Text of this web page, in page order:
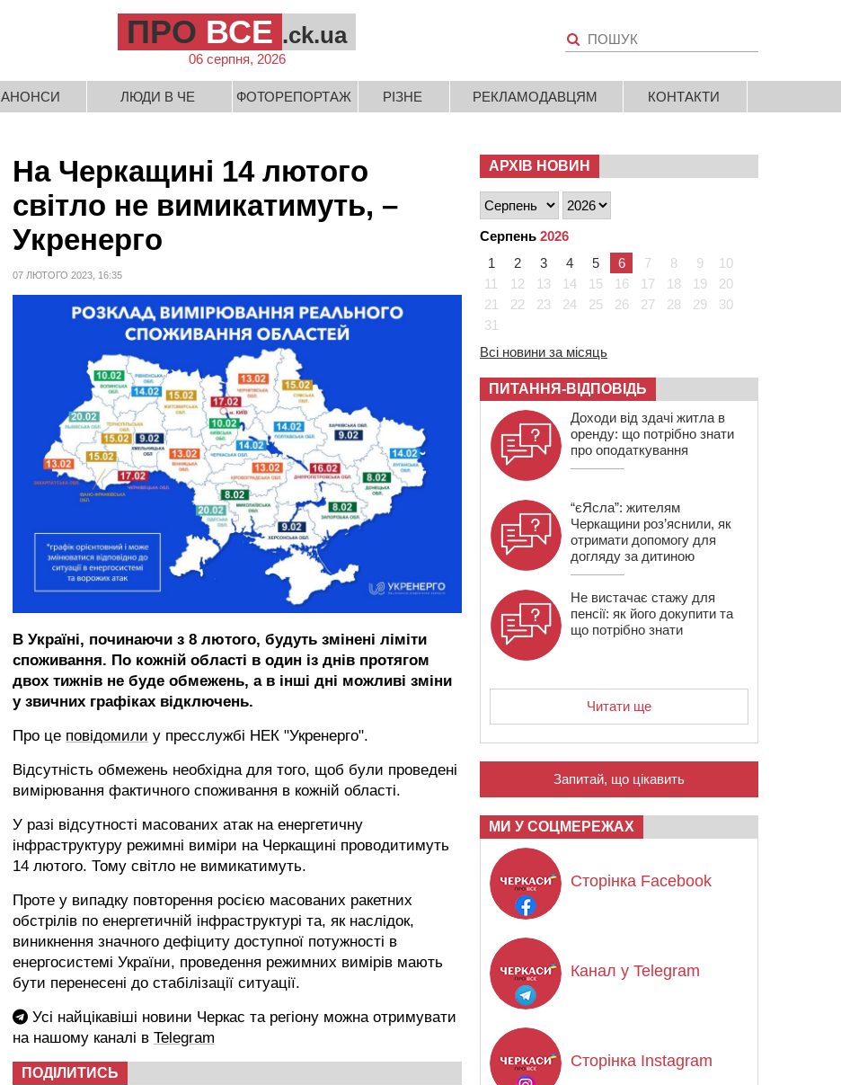
ПРО ВСЕ .ck.ua
06 серпня, 2026
АНОНСИ ЛЮДИ В ЧЕ ФОТОРЕПОРТАЖ РІЗНЕ РЕКЛАМОДАВЦЯМ КОНТАКТИ
На Черкащині 14 лютого
світло не вимикатимуть, –
Укренерго
07 ЛЮТОГО 2023, 16:35
В Україні, починаючи з 8 лютого, будуть змінені ліміти
споживання. По кожній області в один із днів протягом
двох тижнів не буде обмежень, а в інші дні можливі зміни
у звичних графіках відключень.
Про це повідомили у пресслужбі НЕК "Укренерго".
Відсутність обмежень необхідна для того, щоб були проведені
вимірювання фактичного споживання в кожній області.
У разі відсутності масованих атак на енергетичну
інфраструктуру режимні виміри на Черкащині проводитимуть
14 лютого. Тому світло не вимикатимуть.
Проте у випадку повторення росією масованих ракетних
обстрілів по енергетичній інфраструктурі та, як наслідок,
виникнення значного дефіциту доступної потужності в
енергосистемі України, проведення режимних вимірів мають
бути перенесені до стабілізації ситуації.
Усі найцікавіші новини Черкас та регіону можна отримувати
на нашому каналі в Telegram
ПОДІЛИТИСЬ
АРХІВ НОВИН
Серпень 2026
1
2 3 4 5 6 7 8 9
10
11
12 13 14 15 16 17 18 19
20
21
22 23 24 25 26 27 28 29
30
31
Всі новини за місяць
ПИТАННЯ-ВІДПОВІДЬ
Доходи від здачі житла в
оренду: що потрібно знати
про оподаткування
“єЯсла”: жителям
Черкащини роз’яснили, як
отримати допомогу для
догляду за дитиною
Не вистачає стажу для
пенсії: як його докупити та
що потрібно знати
Читати ще
Запитай, що цікавить
МИ У СОЦМЕРЕЖАХ
Сторінка Facebook
Канал у Telegram
Сторінка Instagram